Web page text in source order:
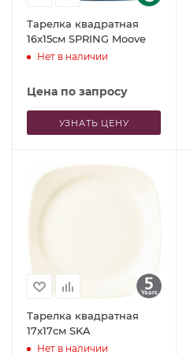
Тарелка квадратная
16x15см SPRING Moove
Нет в наличии
Цена по запросу
УЗНАТЬ ЦЕНУ
Тарелка квадратная
17x17см SKA
Нет в наличии